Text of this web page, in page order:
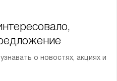
о новостях, акциях и